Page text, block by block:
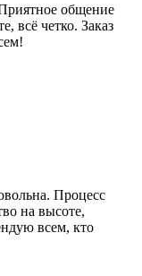
общение
всё четко. Заказ
Процесс
на высоте,
всем, кто